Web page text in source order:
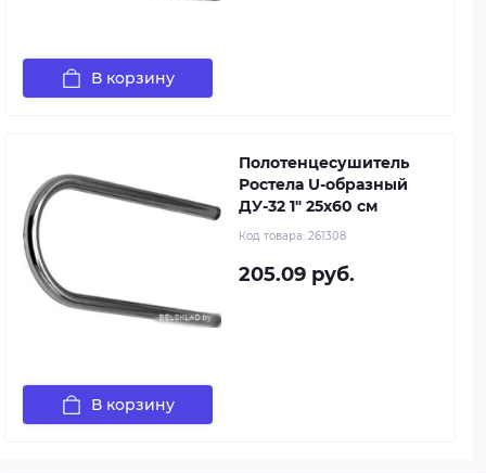
В корзину
Полотенцесушитель
Ростела U-образный
ДУ-32 1" 25x60 см
Код товара: 261308
205.09 руб.
В корзину